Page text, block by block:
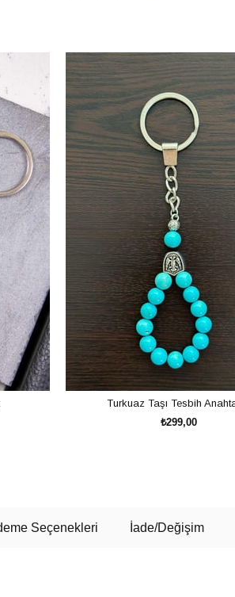
Turkuaz Taşı Tesbih
₺299,00
Seçenekleri İade/Değişim